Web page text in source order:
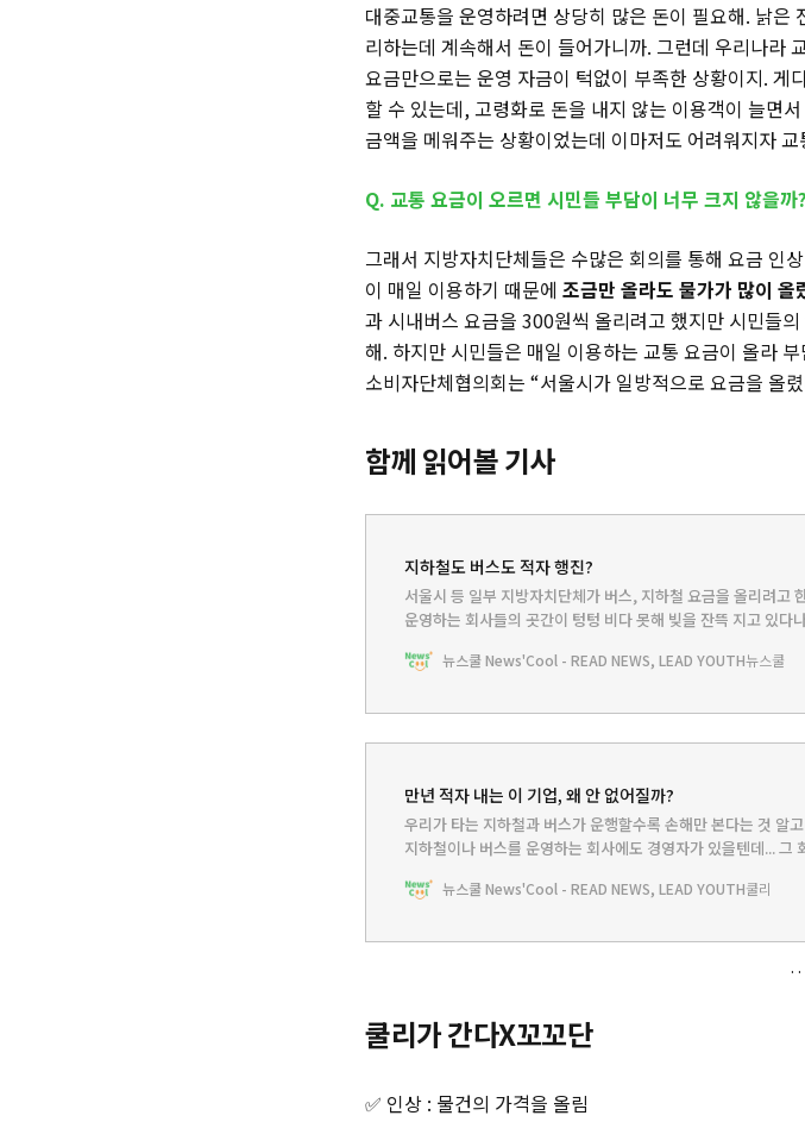
대중교통을 운영하려면 상당히 많은 돈이 필요해. 낡
리하는데 계속해서 돈이 들어가니까. 그런데 우리나라
요금만으로는 운영 자금이 턱없이 부족한 상황이지.
할 수 있는데, 고령화로 돈을 내지 않는 이용객이 늘면
금액을 메워주는 상황이었는데 이마저도 어려워지자
Q. 교통 요금이 오르면 시민들 부담이 너무 크지 않을까?
그래서 지방자치단체들은 수많은 회의를 통해 요금 인
이 매일 이용하기 때문에 조금만 올라도 물가가 많이 올
과 시내버스 요금을 300원씩 올리려고 했지만 시민들의
해. 하지만 시민들은 매일 이용하는 교통 요금이 올라
소비자단체협의회는 “서울시가 일방적으로 요금을 올
함께 읽어볼 기사
지하철도 버스도 적자 행진?
서울시 등 일부 지방자치단체가 버스, 지하철 요금을 올리려고
운영하는 회사들의 곳간이 텅텅 비다 못해 빚을 잔뜩 지고 있다
뉴스쿨 News'Cool - READ NEWS, LEAD YOUTH뉴스쿨
만년 적자 내는 이 기업, 왜 안 없어질까?
우리가 타는 지하철과 버스가 운행할수록 손해만 본다는 것 알
지하철이나 버스를 운영하는 회사에도 경영자가 있을텐데... 그
뉴스쿨 News'Cool - READ NEWS, LEAD YOUTH쿨리
쿨리가 간다X꼬꼬단
✅ 인상 : 물건의 가격을 올림